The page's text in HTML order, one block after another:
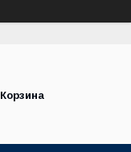
Корзина